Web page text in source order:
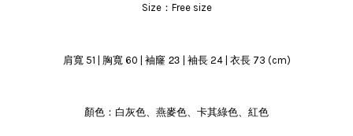
Size：Free size
肩寬 51 | 胸寬 60 | 袖窿 23 | 袖長 24 | 衣長 73 (cm)
顏色：白灰色、燕麥色、卡其綠色、紅色